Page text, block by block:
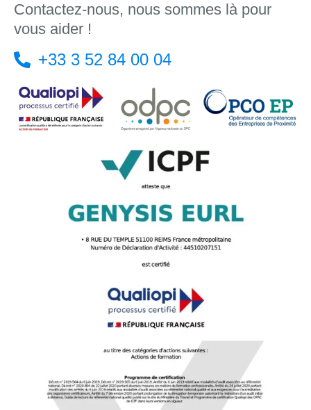
Contactez-nous, nous sommes là pour
vous aider !
+33 3 52 84 00 04